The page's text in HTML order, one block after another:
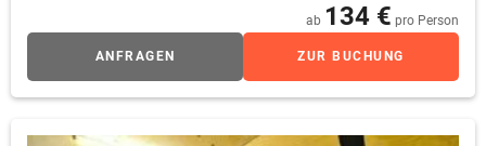
Dielenboden. Ein weiteres Highlight ist die multifunktionale und
bildschöne Möbelskulptur, die Bett, Schrank und Sitzgruppe in
einem ist und zum Schlafen, Lesen, Arbeiten und Entspannen
einlädt. Der Raumeindruck ist überaus großzügig, da Bad und
ersten Blick erfassen Sie dieses reizende Raumkunstwerk bis
ab 134 € pro Person
ANFRAGEN ZUR BUCHUNG